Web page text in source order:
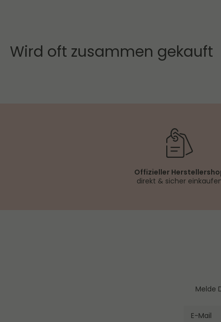
Wird oft zusammen gekauft
Offizieller
direkt & sicher
Melde